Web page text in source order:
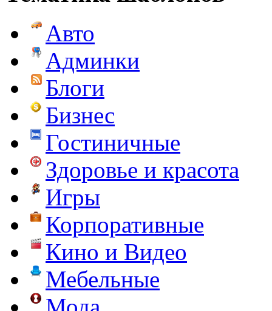
Авто
Админки
Блоги
Бизнес
Гостиничные
Здоровье и красота
Игры
Корпоративные
Кино и Видео
Мебельные